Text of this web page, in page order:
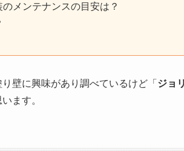
メンテナンスの目安は？
壁に興味があり調べているけど「 ジョ
ます。